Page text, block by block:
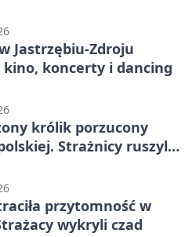
Jastrzębiu-Zdroju
kino, koncerty i dancing
królik porzucony
Strażnicy ruszyli
przytomność w
wykryli czad